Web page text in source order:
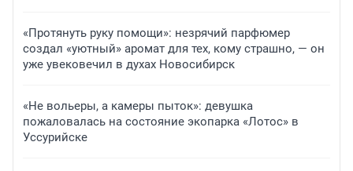
«Протянуть руку помощи»: незрячий парфюмер
создал «уютный» аромат для тех, кому страшно, — он
уже увековечил в духах Новосибирск
«Не вольеры, а камеры пыток»: девушка
пожаловалась на состояние экопарка «Лотос» в
Уссурийске